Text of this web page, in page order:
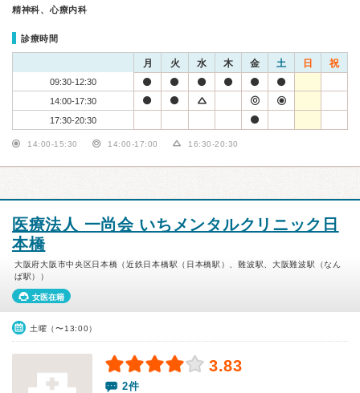
精神科、心療内科
診療時間
月 火 水 木 金 土 日 祝
09:30-12:30
14:00-17:30
17:30-20:30
14:00-15:30 14:00-17:00 16:30-20:30
医療法人 一尚会 いちメンタルクリニック日
本橋
大阪府大阪市中央区日本橋（近鉄日本橋駅（日本橋駅）、難波駅、大阪難波駅（なん
ば駅））
女医在籍
土曜（〜13:00）
3.83
2件